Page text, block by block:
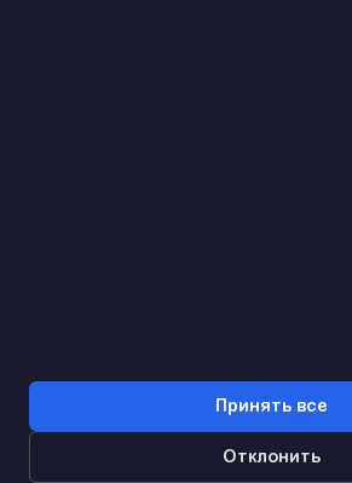
Принять все
Отклонить